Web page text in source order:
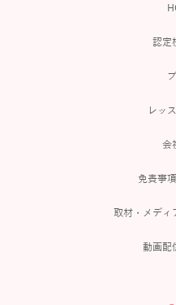
認定
レッ
会
免責事
取材・メディ
動画配